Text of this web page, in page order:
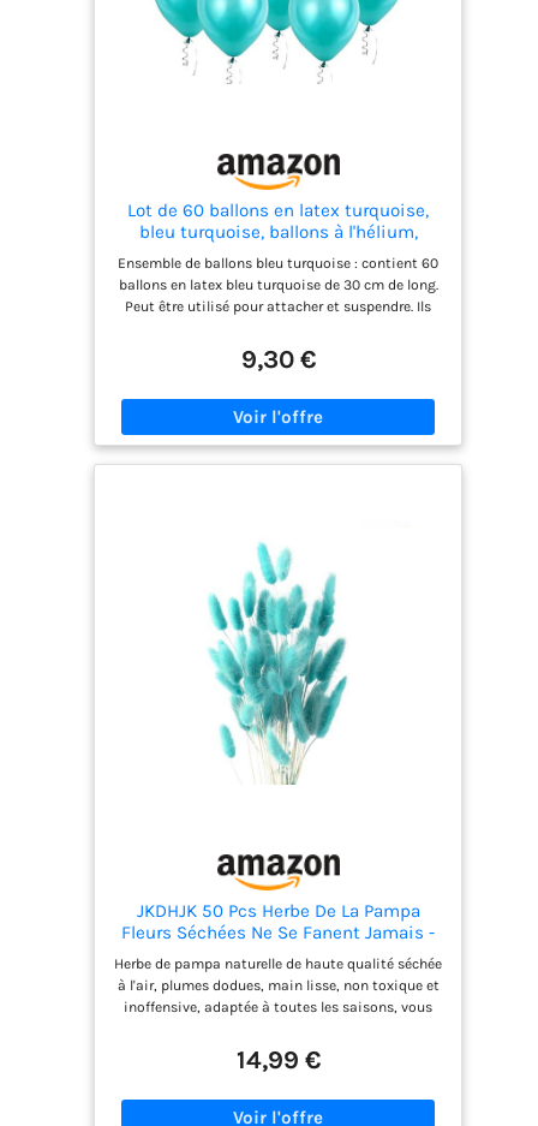
Lot de 60 ballons en latex turquoise,
bleu turquoise, ballons à l'hélium,
décorations de fête de 30,5 cm, pour
anniversaire, mariage, Saint-Valentin,
remise de diplôme, communion, fête à
thème
Ensemble de ballons bleu turquoise : contient 60
ballons en latex bleu turquoise de 30 cm de long.
Peut être utilisé pour attacher et suspendre. Ils
Décorations de fête : ces ballons unis peuvent
être parfaitement combinés avec d'autres articles
rend votre fête précieuse et inoubliable. Qualité
supérieure : ces ballons de couleur unie sont
couleur unie peuvent être utilisés pour décorer
vos mariages, anniversaires, enterrements de vie
de jeune fille, fêtes prénatales, fêtes
d'anniversaire, remises de diplôme et autres
scènes et créer l'atmosphère parfaite pour votre
thème souhaité. 【Service après-vente】 Si vous
avez des questions sur nos ballons, veuillez nous
contacter par e-mail. Nous vous répondrons dans
les 24 heures dans les plus brefs délais.
9,30 €
JKDHJK 50 Pcs Herbe De La Pampa
Fleurs Séchées Ne Se Fanent Jamais -
Fleur Séchée Décoration Naturelle
Boheme - Fleurs Déco Anniversaire,
Mariage, Maison (Bleu Tiffany Clair)
Herbe de pampa naturelle de haute qualité séchée
à l'air, plumes dodues, main lisse, non toxique et
inoffensive, adaptée à toutes les saisons, vous
nature Chaque plante mesure environ 40 cm de
haut, et l'herbe de pampa séchée au soleil peut
vases, et c'est aussi une décoration
14,99 €